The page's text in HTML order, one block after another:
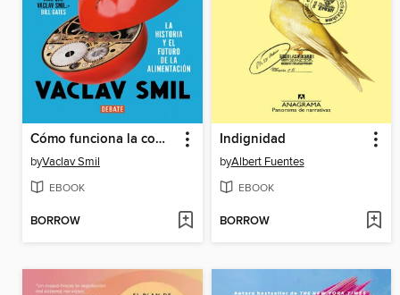
Cómo funciona la comida
byVaclav Smil
EBOOK
BORROW
Indignidad
byAlbert Fuentes
EBOOK
BORROW